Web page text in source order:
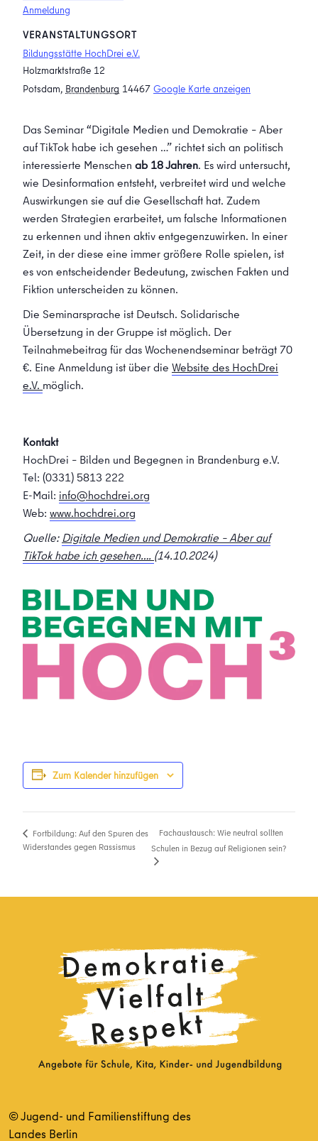
Anmeldung
VERANSTALTUNGSORT
Bildungsstätte HochDrei e.V.
Holzmarktstraße 12
Potsdam, Brandenburg 14467 Google Karte anzeigen
Das Seminar “Digitale Medien und Demokratie – Aber
auf TikTok habe ich gesehen …” richtet sich an politisch
interessierte Menschen ab 18 Jahren. Es wird untersucht,
wie Desinformation entsteht, verbreitet wird und welche
Auswirkungen sie auf die Gesellschaft hat. Zudem
werden Strategien erarbeitet, um falsche Informationen
zu erkennen und ihnen aktiv entgegenzuwirken. In einer
Zeit, in der diese eine immer größere Rolle spielen, ist
es von entscheidender Bedeutung, zwischen Fakten und
Fiktion unterscheiden zu können.
Die Seminarsprache ist Deutsch. Solidarische
Übersetzung in der Gruppe ist möglich. Der
Teilnahmebeitrag für das Wochenendseminar beträgt 70
€. Eine Anmeldung ist über die Website des HochDrei
e.V. möglich.
Kontakt
HochDrei – Bilden und Begegnen in Brandenburg e.V.
Tel: (0331) 5813 222
E-Mail: info@hochdrei.org
Web: www.hochdrei.org
Quelle:Digitale Medien und Demokratie – Aber auf
TikTok habe ich gesehen…. (14.10.2024)
Zum Kalender hinzufügen
Fortbildung: Auf den Spuren des
Widerstandes gegen Rassismus
Fachaustausch: Wie neutral sollten
Schulen in Bezug auf Religionen sein?
© Jugend- und Familienstiftung des
Landes Berlin